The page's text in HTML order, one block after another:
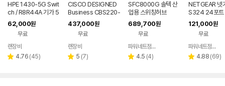
HPE 1430-5G Swit
ch / R8R44A 기가 5
포트 스위치 (JH327A
후속)
62,000원
무료
페이
랜장비
별 4.76 리
(45)
CISCO DESIGNED
Business CBS220-
24T-4G Smart Swi
tch 기가 24포트 / 4
SFP
437,000원
무료
페이
랜장비
별 5 리
(7)
SFC8000G 솔텍 산
업용 스위칭허브
689,700원
무료
파워네트정보통신
별 4.5 리
(4)
NETGEAR 넷
S324 24포트
트 스위칭 허브
스위치
121,000원
무료
파워네트정보통신
별 4.88 리
(69)